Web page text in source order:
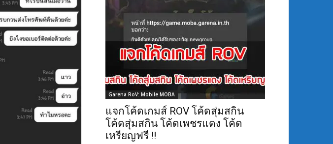
Garena RoV: Mobile MOBA
แจกโค้ดเกมส์ ROV โค้ดสุ่มสกิน
โค้ดสุ่มสกิน โค้ดเพชรแดง โค้ด
เหรียญฟรี !!